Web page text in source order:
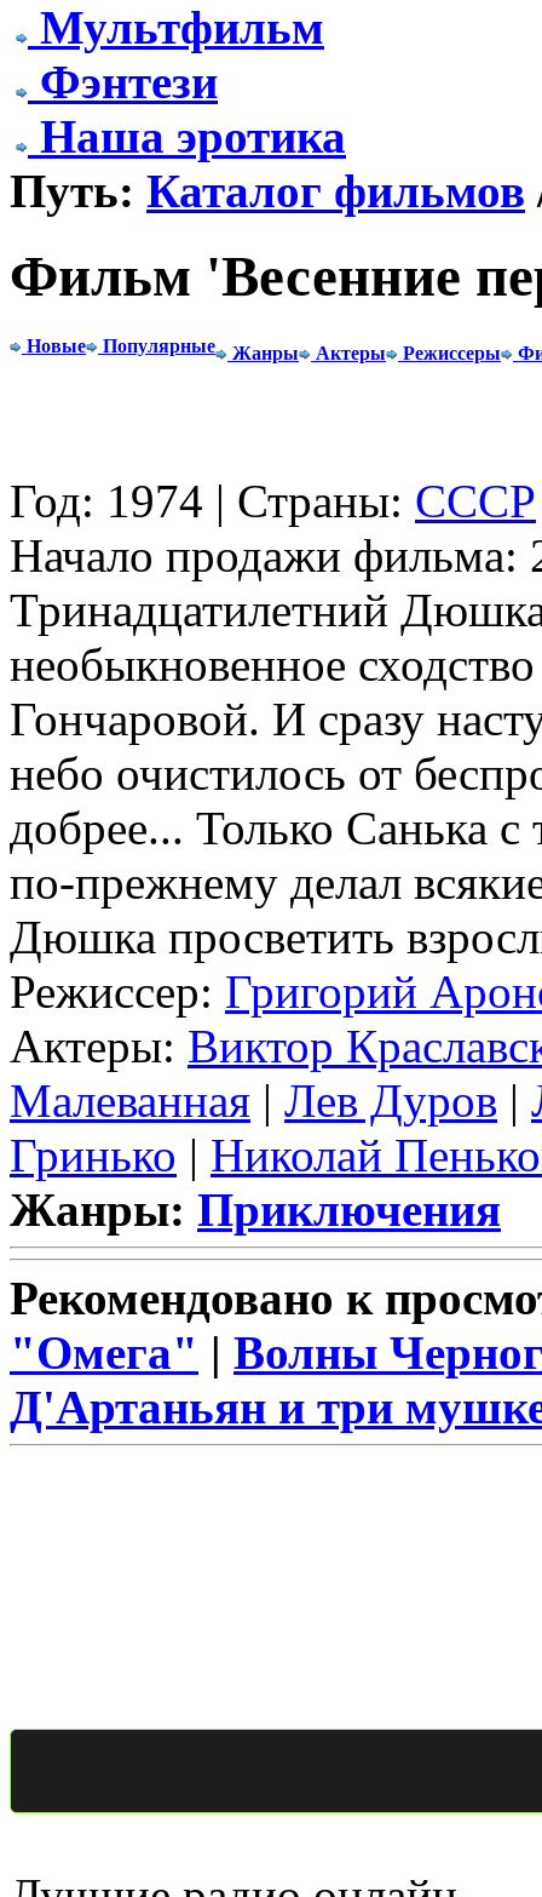
Мультфильм
Фэнтези
Наша эротика
Путь: Каталог фильмов
Фильм 'Весенние
Новые Популярные Жанры Актеры Режиссеры
Год: 1974 | Страны: СССР
Начало продажи фильма:
Тринадцатилетний
необыкновенное
Гончаровой. И сразу
небо очистилось от
добрее... Только Санька
по-прежнему делал
Дюшка просветить
Режиссер: Григорий
Актеры: Виктор
Малеванная | Лев Дуров |
Гринько | Николай
Жанры: Приключения
Рекомендовано к
"Омега" | Волны
Д'Артаньян и три